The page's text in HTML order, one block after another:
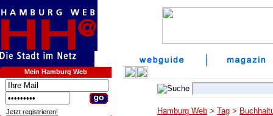
Mein Hamburg Web
Jetzt registrieren! Hamburg Web > Tag >